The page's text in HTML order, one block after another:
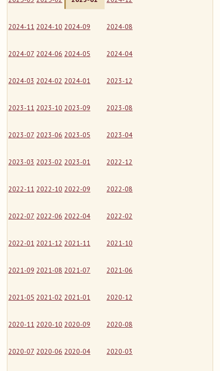
2024-11 2024-10 2024-09 2024-08
2024-07 2024-06 2024-05 2024-04
2024-03 2024-02 2024-01 2023-12
2023-11 2023-10 2023-09 2023-08
2023-07 2023-06 2023-05 2023-04
2023-03 2023-02 2023-01 2022-12
2022-11 2022-10 2022-09 2022-08
2022-07 2022-06 2022-04 2022-02
2022-01 2021-12 2021-11 2021-10
2021-09 2021-08 2021-07 2021-06
2021-05 2021-02 2021-01 2020-12
2020-11 2020-10 2020-09 2020-08
2020-07 2020-06 2020-04 2020-03